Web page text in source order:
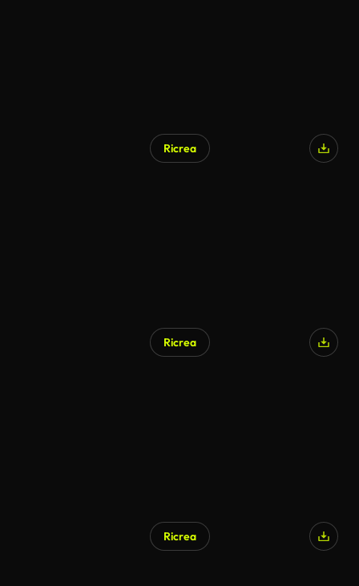
Ricrea
Ricrea
Ricrea